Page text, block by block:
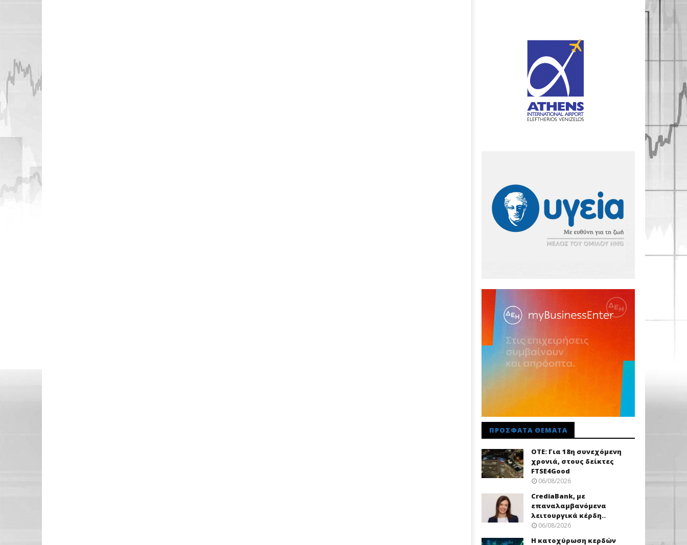
ΠΡΌΣΦΑΤΑ ΘΈΜΑΤΑ
ΟΤΕ: Για 18η συνεχόμενη
χρονιά, στους δείκτες
FTSE4Good
06/08/2026
CrediaBank, με
επαναλαμβανόμενα
λειτουργικά κέρδη..
06/08/2026
Η κατοχύρωση κερδών